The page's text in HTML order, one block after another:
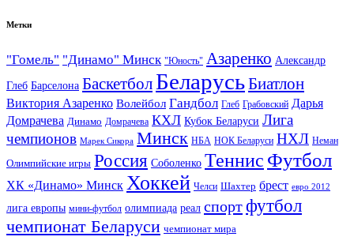
Метки
"Гомель" "Динамо" Минск "Юность" Азаренко Александр
Глеб Барселона Баскетбол БеларусьБиатлон
Виктория Азаренко Волейбол Гандбол Глеб Грабовский Дарья
Домрачева Динамо Домрачева КХЛ Кубок Беларуси Лига
чемпионов Марек Сикора Минск НБА НОК Беларуси НХЛ Неман
Олимпийские игры Россия Соболенко Теннис Футбол
ХК «Динамо» Минск Хоккей Челси Шахтер брест евро 2012
лига европы мини-футбол олимпиада реал спортфутбол
чемпионат Беларуси чемпионат мира